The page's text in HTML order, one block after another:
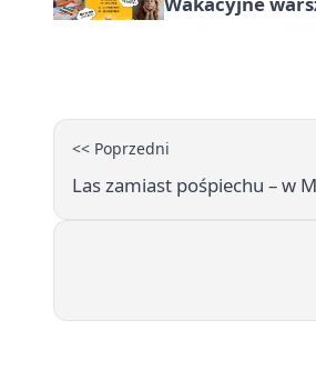
<< Poprzedni
Las zamiast pośpiechu – w